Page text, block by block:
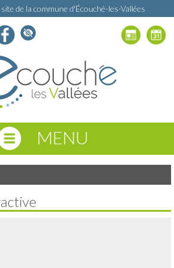
de la commune d'Écouché-les-Vallées
MENU